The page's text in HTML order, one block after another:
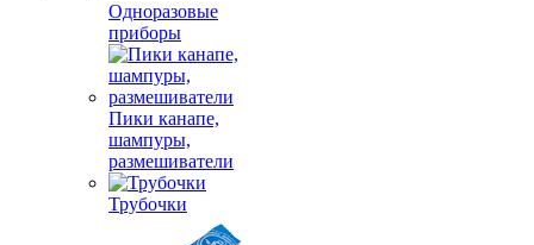
Одноразовые
приборы
Пики канапе,
шампуры,
размешиватели
Трубочки